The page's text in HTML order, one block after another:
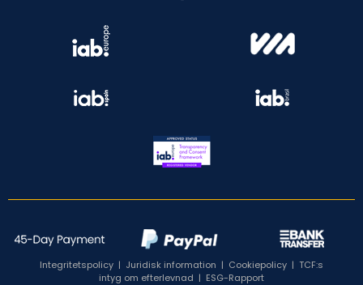
Integritetspolicy | Juridisk information | Cookiepolicy | TCF:s
intyg om efterlevnad | ESG-Rapport